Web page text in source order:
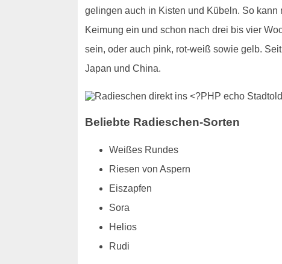
gelingen auch in Kisten und Kübeln. So
Keimung ein und schon nach drei bis vier
sein, oder auch pink, rot-weiß sowie gelb.
Japan und China.
Beliebte Radieschen-Sorten
Weißes Rundes
Riesen von Aspern
Eiszapfen
Sora
Helios
Rudi